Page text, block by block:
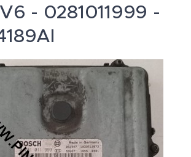
- 0281011999 -